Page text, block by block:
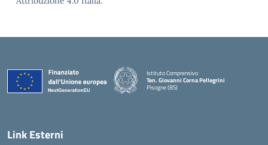
Istituto Comprensivo
Ten. Giovanni Corna Pellegrini
Pisogne (BS)
— Visita la pagina iniziale della scuola
Link Esterni